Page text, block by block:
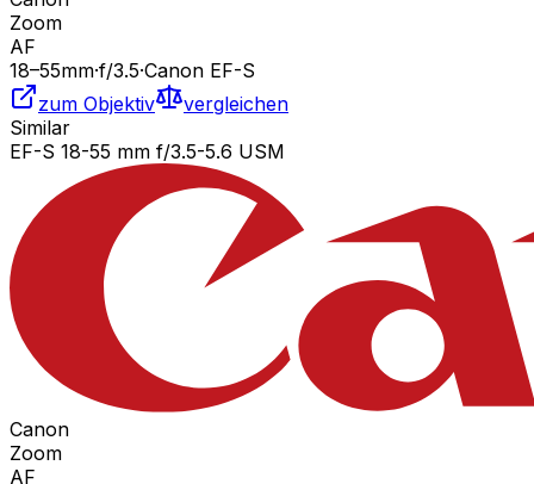
Zoom
AF
18–55mm·f/3.5·Canon EF-S
zum Objektiv
vergleichen
Similar
EF-S 18-55 mm f/3.5-5.6 USM
Canon
Zoom
AF